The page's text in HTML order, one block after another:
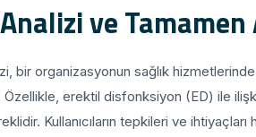
ve
bir organizasyonun sağlık
erektil disfonksiyon (ED) ile ilişkili
Kullanıcıların tepkileri ve